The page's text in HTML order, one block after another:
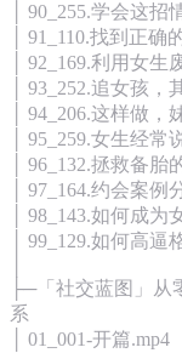
│ 90_255.学会这
│ 91_110.找到正确
│ 92_169.利用女
│ 93_252.追女孩
│ 94_206.这样做，
│ 95_259.女生经常
│ 96_132.拯救备
│ 97_164.约会案
│ 98_143.如何成为
│ 99_129.如何高
├─「社交蓝图」从
系
│ 01_001-开篇.mp4